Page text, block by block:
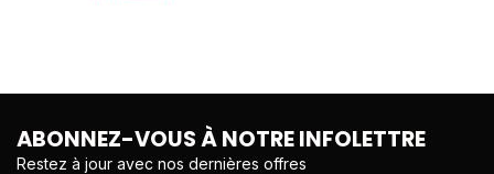
ABONNEZ-VOUS À NOTRE INFOLETTRE
Restez à jour avec nos dernières offres